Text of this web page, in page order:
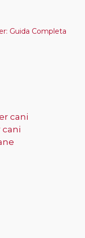
Guida Completa
cani
cani